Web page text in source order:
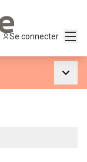
Se connecter